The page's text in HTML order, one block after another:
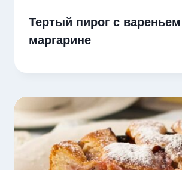
Тертый пирог с
маргарине